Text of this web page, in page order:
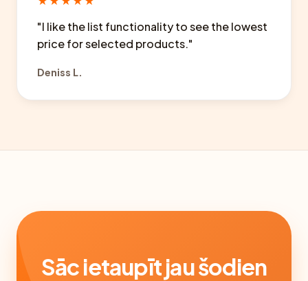
"I like the list functionality to see the lowest
price for selected products."
Deniss L.
Sāc ietaupīt jau šodien